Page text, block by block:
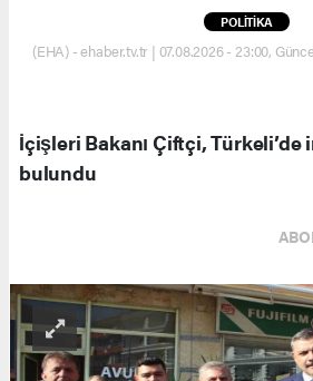
POLİTİKA
(EHA) - ehaber.tv.tr | 07.08.2026 - 23:00,
İçişleri Bakanı Çiftçi,
bulundu